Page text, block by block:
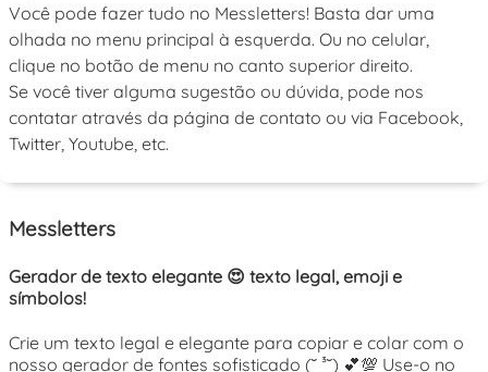
Você pode fazer tudo no Messletters! Basta dar uma
olhada no menu principal à esquerda. Ou no celular,
clique no botão de menu no canto superior direito.
Se você tiver alguma sugestão ou dúvida, pode nos
contatar através da página de contato ou via Facebook,
Twitter, Youtube, etc.
Messletters
Gerador de texto elegante 😍 texto legal, emoji e
símbolos!
Crie um texto legal e elegante para copiar e colar com o
nosso gerador de fontes sofisticado (˘ ³˘) 💕💯 Use-o no